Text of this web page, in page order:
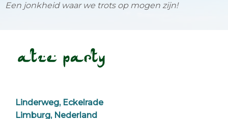
Een jonkheid waar we trots op mogen zijn!
Linderweg, Eckelrade
Limburg, Nederland